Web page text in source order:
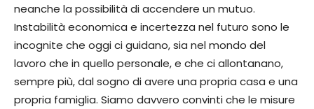
neanche la possibilità di accendere un mutuo.
Instabilità economica e incertezza nel futuro sono le
incognite che oggi ci guidano, sia nel mondo del
lavoro che in quello personale, e che ci allontanano,
sempre più, dal sogno di avere una propria casa e una
propria famiglia. Siamo davvero convinti che le misure